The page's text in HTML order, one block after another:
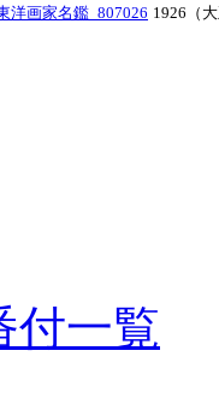
画家名鑑_807026 1926（
付一覧